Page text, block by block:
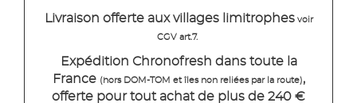
Livraison offerte aux villages limitrophesvoir
CGV art.7.
Expédition Chronofresh dans toute la
France (hors DOM-TOM et îles non reliées par la route),
offerte pour tout achat de plus de 240 €